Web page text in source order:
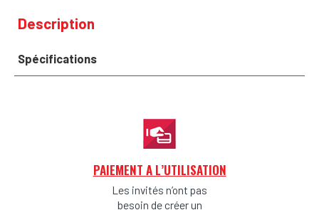
Description
Spécifications
PAIEMENT A L’UTILISATION
Les invités n’ont pas
besoin de créer un